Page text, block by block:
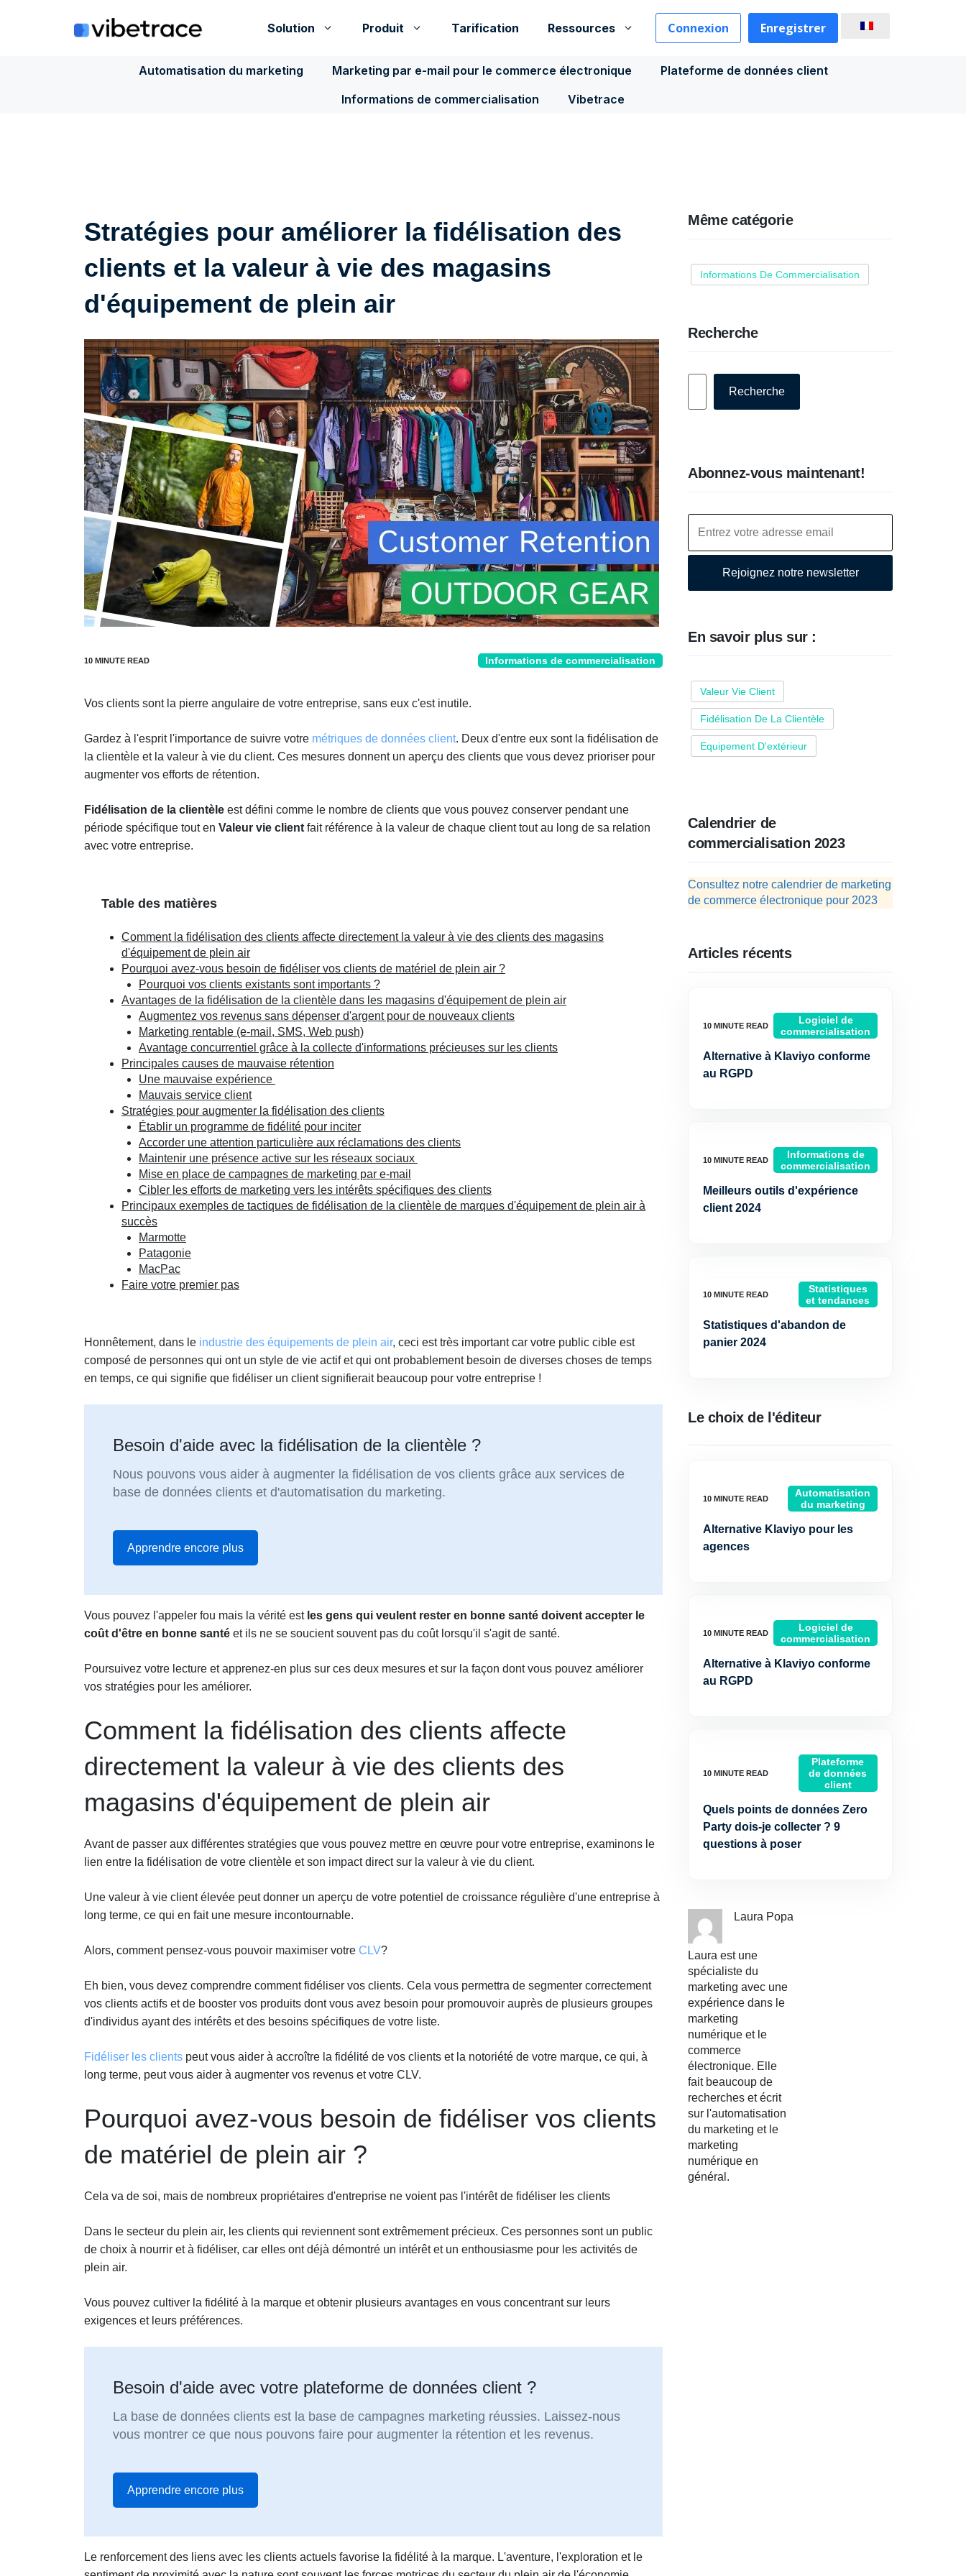
Solution Produit Tarification Ressources Connexion Enregistrer
Automatisation du marketing Marketing par e-mail pour le commerce électronique
Plateforme de données client
Informations de commercialisation
Vibetrace
Stratégies pour améliorer la fidélisation des
clients et la valeur à vie des magasins
d'équipement de plein air
Informations de commercialisation
Vos clients sont la pierre angulaire de votre entreprise, sans eux c'est inutile.
Gardez à l'esprit l'importance de suivre votre métriques de données client. Deux d'entre eux sont la fidélisation de
la clientèle et la valeur à vie du client. Ces mesures donnent un aperçu des clients que vous devez prioriser pour
augmenter vos efforts de rétention.
Fidélisation de la clientèle est défini comme le nombre de clients que vous pouvez conserver pendant une
période spécifique tout en Valeur vie client fait référence à la valeur de chaque client tout au long de sa relation
avec votre entreprise.
Table des matières
Comment la fidélisation des clients affecte directement la valeur à vie des clients des magasins
d'équipement de plein air
Pourquoi avez-vous besoin de fidéliser vos clients de matériel de plein air ?
Pourquoi vos clients existants sont importants ?
Avantages de la fidélisation de la clientèle dans les magasins d'équipement de plein air
Augmentez vos revenus sans dépenser d'argent pour de nouveaux clients
Marketing rentable (e-mail, SMS, Web push)
Avantage concurrentiel grâce à la collecte d'informations précieuses sur les clients
Principales causes de mauvaise rétention
Une mauvaise expérience
Mauvais service client
Stratégies pour augmenter la fidélisation des clients
Établir un programme de fidélité pour inciter
Accorder une attention particulière aux réclamations des clients
Maintenir une présence active sur les réseaux sociaux
Mise en place de campagnes de marketing par e-mail
Cibler les efforts de marketing vers les intérêts spécifiques des clients
Principaux exemples de tactiques de fidélisation de la clientèle de marques d'équipement de plein air à
succès
Marmotte
Patagonie
MacPac
Faire votre premier pas
Honnêtement, dans le industrie des équipements de plein air, ceci est très important car votre public cible est
composé de personnes qui ont un style de vie actif et qui ont probablement besoin de diverses choses de temps
en temps, ce qui signifie que fidéliser un client signifierait beaucoup pour votre entreprise !
Besoin d'aide avec la fidélisation de la clientèle ?
Nous pouvons vous aider à augmenter la fidélisation de vos clients grâce aux services de
base de données clients et d'automatisation du marketing.
Apprendre encore plus
Vous pouvez l'appeler fou mais la vérité estles gens qui veulent rester en bonne santé doivent accepter le
coût d'être en bonne santé et ils ne se soucient souvent pas du coût lorsqu'il s'agit de santé.
Poursuivez votre lecture et apprenez-en plus sur ces deux mesures et sur la façon dont vous pouvez améliorer
vos stratégies pour les améliorer.
Comment la fidélisation des clients affecte
directement la valeur à vie des clients des
magasins d'équipement de plein air
Avant de passer aux différentes stratégies que vous pouvez mettre en œuvre pour votre entreprise, examinons le
lien entre la fidélisation de votre clientèle et son impact direct sur la valeur à vie du client.
Une valeur à vie client élevée peut donner un aperçu de votre potentiel de croissance régulière d'une entreprise à
long terme, ce qui en fait une mesure incontournable.
Alors, comment pensez-vous pouvoir maximiser votre CLV?
Eh bien, vous devez comprendre comment fidéliser vos clients. Cela vous permettra de segmenter correctement
vos clients actifs et de booster vos produits dont vous avez besoin pour promouvoir auprès de plusieurs groupes
d'individus ayant des intérêts et des besoins spécifiques de votre liste.
Fidéliser les clients peut vous aider à accroître la fidélité de vos clients et la notoriété de votre marque, ce qui, à
long terme, peut vous aider à augmenter vos revenus et votre CLV.
Pourquoi avez-vous besoin de fidéliser vos clients
de matériel de plein air ?
Cela va de soi, mais de nombreux propriétaires d'entreprise ne voient pas l'intérêt de fidéliser les clients
Dans le secteur du plein air, les clients qui reviennent sont extrêmement précieux. Ces personnes sont un public
de choix à nourrir et à fidéliser, car elles ont déjà démontré un intérêt et un enthousiasme pour les activités de
plein air.
Vous pouvez cultiver la fidélité à la marque et obtenir plusieurs avantages en vous concentrant sur leurs
exigences et leurs préférences.
Besoin d'aide avec votre plateforme de données client ?
La base de données clients est la base de campagnes marketing réussies. Laissez-nous
vous montrer ce que nous pouvons faire pour augmenter la rétention et les revenus.
Apprendre encore plus
Le renforcement des liens avec les clients actuels favorise la fidélité à la marque. L'aventure, l'exploration et le
Même catégorie
Informations De Commercialisation
Recherche
Recherche
Abonnez-vous maintenant!
Rejoignez notre newsletter
En savoir plus sur :
Valeur Vie Client
Fidélisation De La Clientèle
Equipement D'extérieur
Calendrier de
commercialisation 2023
Consultez notre calendrier de marketing
de commerce électronique pour 2023
Articles récents
Logiciel de
commercialisation
Alternative à Klaviyo conforme
au RGPD
Informations de
commercialisation
Meilleurs outils d'expérience
client 2024
Statistiques
et tendances
Statistiques d'abandon de
panier 2024
Le choix de l'éditeur
Automatisation
du marketing
Alternative Klaviyo pour les
agences
Logiciel de
commercialisation
Alternative à Klaviyo conforme
au RGPD
Plateforme
de données
client
Quels points de données Zero
Party dois-je collecter ? 9
questions à poser
Laura Popa
Laura est une
spécialiste du
marketing avec une
expérience dans le
marketing
numérique et le
commerce
électronique. Elle
fait beaucoup de
recherches et écrit
sur l'automatisation
du marketing et le
marketing
numérique en
général.